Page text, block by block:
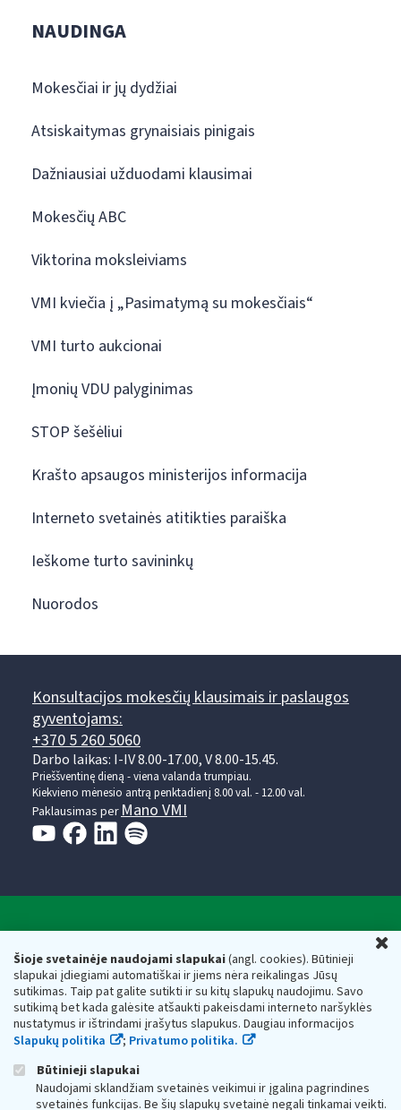
Šioje svetainėje naudojami slapukai(angl. cookies). Būtinieji
slapukai įdiegiami automatiškai ir jiems nėra reikalingas Jūsų
sutikimas. Taip pat galite sutikti ir su kitų slapukų naudojimu. Savo
sutikimą bet kada galėsite atšaukti pakeisdami interneto naršyklės
nustatymus ir ištrindami įrašytus slapukus. Daugiau informacijos
Slapukų politika
; Privatumo politika.
Būtinieji slapukai
Naudojami sklandžiam svetainės veikimui ir įgalina pagrindines
svetainės funkcijas. Be šių slapukų svetainė negali tinkamai veikti.
NAUDINGA
Mokesčiai ir jų dydžiai
Atsiskaitymas grynaisiais pinigais
Dažniausiai užduodami klausimai
Mokesčių ABC
Viktorina moksleiviams
VMI kviečia į „Pasimatymą su mokesčiais“
VMI turto aukcionai
Įmonių VDU palyginimas
STOP šešėliui
Krašto apsaugos ministerijos informacija
Interneto svetainės atitikties paraiška
Ieškome turto savininkų
Nuorodos
Konsultacijos mokesčių klausimais ir paslaugos
gyventojams:
+370 5 260 5060
Darbo laikas: I-IV 8.00-17.00, V 8.00-15.45.
Prieššventinę dieną - viena valanda trumpiau.
Kiekvieno mėnesio antrą penktadienį 8.00 val. - 12.00 val.
Paklausimas per Mano VMI
Respublikos finansų ministerijos
Biudžetinė įstaiga. Juridinio asmens kodas — 188659752,
adresas: Vasario 16-osios g. 14, 01107 Vilnius, Lietuva, el.paštas:
vmi@vmi.lt, E. pristatymo dėžutės adresas 188659752
Duomenys apie Valstybinę mokesčių inspekciją prie Lietuvos
Respublikos finansų ministerijos kaupiami ir saugomi Juridinių